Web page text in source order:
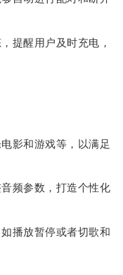
提醒用户及时充电，
影和游戏等，以满足
频参数，打造个性化
播放暂停或者切歌和